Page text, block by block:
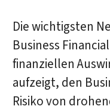
Die wichtigsten
Business
finanziellen
aufzeigt, den
Risiko von